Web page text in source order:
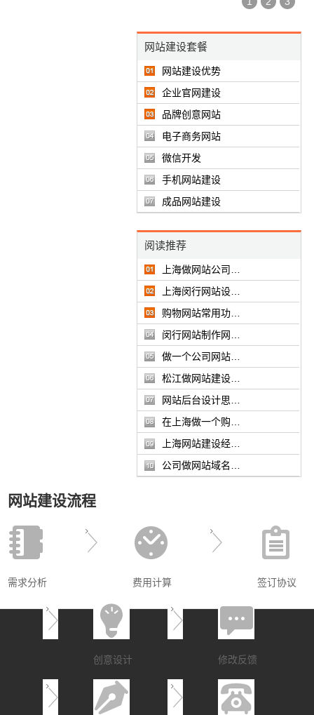
网站建设套餐
网站建设优势
企业官网建设
品牌创意网站
电子商务网站
微信开发
手机网站建设
成品网站建设
阅读推荐
上海做网站公司…
上海闵行网站设…
购物网站常用功…
闵行网站制作网…
做一个公司网站…
松江做网站建设…
网站后台设计思…
在上海做一个购…
上海网站建设经…
公司做网站域名…
网站建设流程
需求分析 费用计算 签订协议
创意设计 修改反馈